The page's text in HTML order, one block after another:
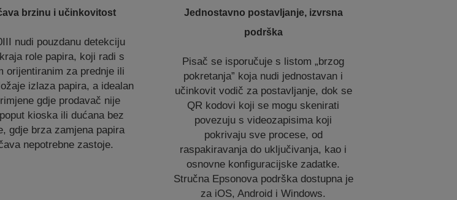
brzinu i učinkovitost
nudi pouzdanu detekciju
role papira, koji radi s
orijentiranim za prednje ili
izlaza papira, a idealan
gdje prodavač nije
kioska ili dućana bez
gdje brza zamjena papira
nepotrebne zastoje.
Jednostavno postavljanje, izvrsna
podrška
Pisač se isporučuje s listom „brzog
pokretanja” koja nudi jednostavan i
učinkovit vodič za postavljanje, dok se
QR kodovi koji se mogu skenirati
povezuju s videozapisima koji
pokrivaju sve procese, od
raspakiravanja do uključivanja, kao i
osnovne konfiguracijske zadatke.
Stručna Epsonova podrška dostupna je
za iOS, Android i Windows.